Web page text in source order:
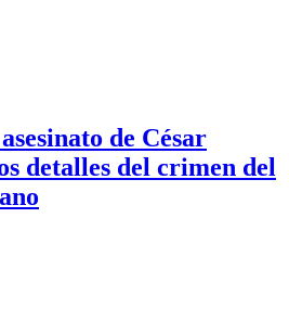
de César
detalles del crimen del